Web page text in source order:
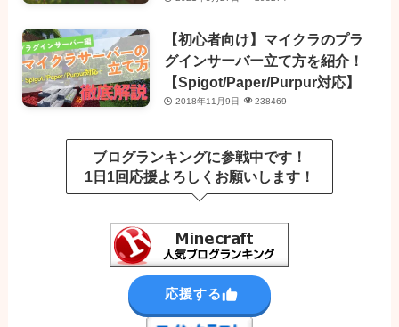
【初心者向け】マイクラのプラ
グインサーバー立て方を紹介！
【Spigot/Paper/Purpur対応】
2018年11月9日 238469
ブログランキングに参戦中です！
1日1回応援よろしくお願いします！
応援する